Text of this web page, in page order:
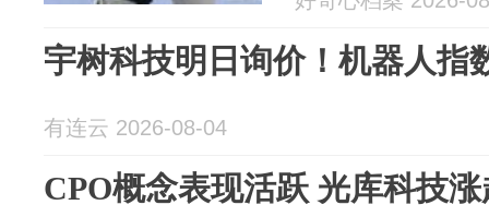
宇树科技明日询价！机器人指
有连云 2026-08-04
CPO概念表现活跃 光库科技